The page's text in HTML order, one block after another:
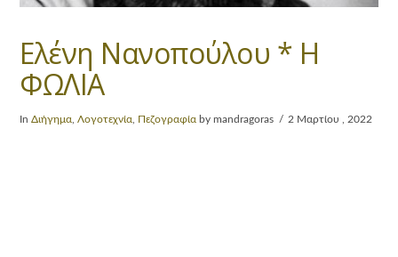
Ελένη Νανοπούλου * H
ΦΩΛΙΑ
InΔιήγημα ,Λογοτεχνία Πεζογραφία by mandragoras 2 Μαρτίου , 2022